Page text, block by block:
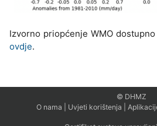
Izvorno priopćenje WMO
ovdje.
© DHMZ
O nama
Uvjeti korištenja